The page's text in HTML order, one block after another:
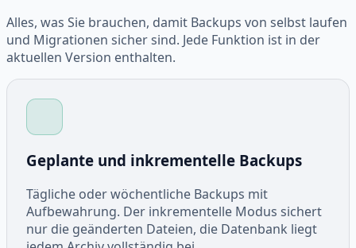
Alles, was Sie brauchen, damit Backups von selbst laufen
und Migrationen sicher sind. Jede Funktion ist in der
aktuellen Version enthalten.
Geplante und inkrementelle Backups
Tägliche oder wöchentliche Backups mit
Aufbewahrung. Der inkrementelle Modus sichert
nur die geänderten Dateien, die Datenbank liegt